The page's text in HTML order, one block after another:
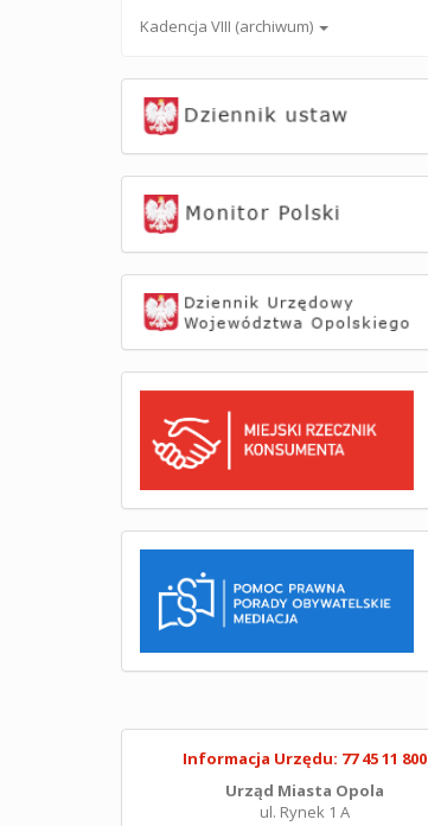
Kadencja VIII (archiwum)
Informacja Urzędu: 77 45 11 800
Urząd Miasta Opola
ul. Rynek 1 A